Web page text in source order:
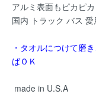
アルミ表面もピカピ
国内 トラック バス
・タオルにつけて磨
ばＯＫ
made in U.S.A